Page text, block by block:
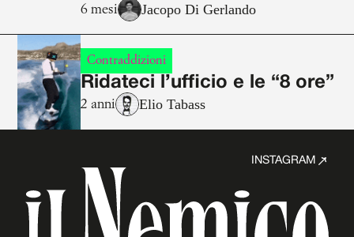
6 mesi Jacopo Di Gerlando
Contraddizioni
Ridateci l’ufficio e le “8 ore”
2 anni Elio Tabass
INSTAGRAM